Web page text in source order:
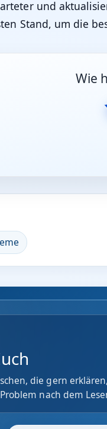
und
Stand, um die
Wie
die gern
nach dem